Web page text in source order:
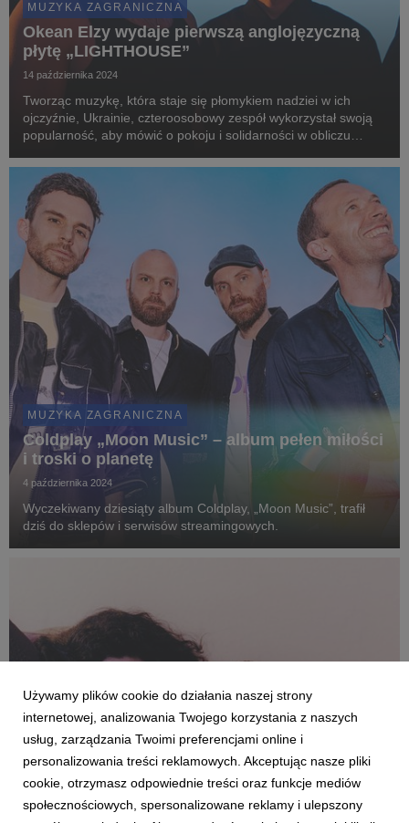
MUZYKA ZAGRANICZNA
Okean Elzy wydaje pierwszą anglojęzyczną
płytę „LIGHTHOUSE”
14 października 2024
Tworząc muzykę, która staje się płomykiem nadziei w ich
ojczyźnie, Ukrainie, czteroosobowy zespół wykorzystał swoją
popularność, aby mówić o pokoju i solidarności w obliczu
Ukrainy poprzez przejmujące teksty – N...
MUZYKA ZAGRANICZNA
Coldplay „Moon Music” – album pełen miłości
i troski o planetę
4 października 2024
Wyczekiwany dziesiąty album Coldplay, „Moon Music”, trafił
dziś do sklepów i serwisów streamingowych.
MUZYKA ZAGRANICZNA
Charli XCX wydała "BRAT" – z miejsca
kultowy klasyk. Artystka wystąpi w Polsce 6
Używamy plików cookie do działania naszej strony
internetowej, analizowania Twojego korzystania z naszych
usług, zarządzania Twoimi preferencjami online i
personalizowania treści reklamowych. Akceptując nasze pliki
cookie, otrzymasz odpowiednie treści oraz funkcje mediów
społecznościowych, spersonalizowane reklamy i ulepszony